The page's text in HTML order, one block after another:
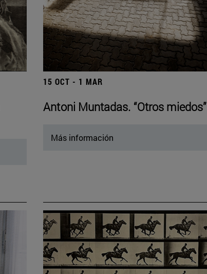
15 OCT - 1 MAR
Antoni Muntadas. “Otros miedos”
Más información